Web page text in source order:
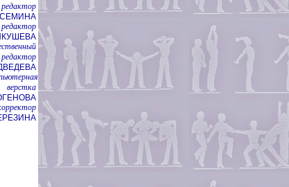
редактор
редактор
верстка